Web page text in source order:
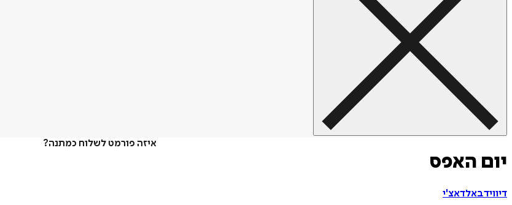
איזה פורמט לשלוח כמתנה?
יום האפס
דיוויד באלדאצ'י